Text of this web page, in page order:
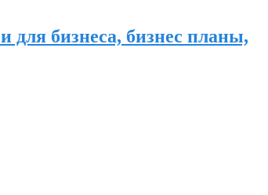
для бизнеса, бизнес планы,